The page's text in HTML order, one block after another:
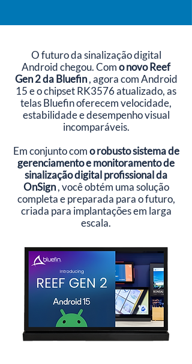
O futuro da sinalização digital
Android chegou. Como novo Reef
Gen 2 da Bluefin, agora com Android
15 e o chipset RK3576 atualizado, as
telas Bluefin oferecem velocidade,
estabilidade e desempenho visual
incomparáveis.
Em conjunto como robusto sistema de
gerenciamento e monitoramento de
sinalização digital profissional da
OnSign, você obtém uma solução
completa e preparada para o futuro,
criada para implantações em larga
escala.